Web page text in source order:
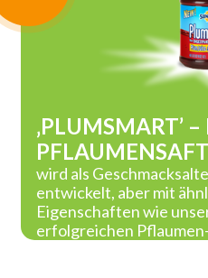
‚PLUMSMART’
PFLAUMENSAFT
wird als
entwickelt, aber mit
Eigenschaften wie
erfolgreichen